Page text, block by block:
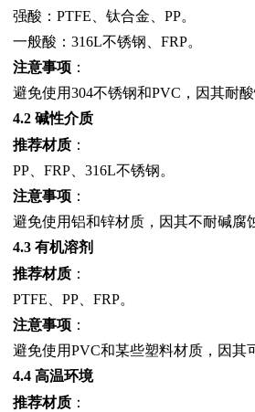
强酸：PTFE、钛合金、PP。
一般酸：316L不锈钢、FRP。
注意事项 ：
避免使用304不锈钢和PVC，因其耐酸
4.2 碱性介质
推荐材质 ：
PP、FRP、316L不锈钢。
注意事项 ：
避免使用铝和锌材质，因其不耐碱腐
4.3 有机溶剂
推荐材质 ：
PTFE、PP、FRP。
注意事项 ：
避免使用PVC和某些塑料材质，因其
4.4 高温环境
推荐材质 ：